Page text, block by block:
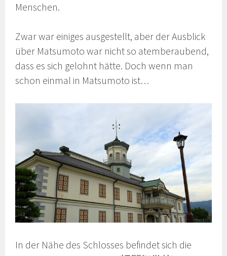
Menschen.
Zwar war einiges ausgestellt, aber der Ausblick
über Matsumoto war nicht so atemberaubend,
dass es sich gelohnt hätte. Doch wenn man
schon einmal in Matsumoto ist…
In der Nähe des Schlosses befindet sich die